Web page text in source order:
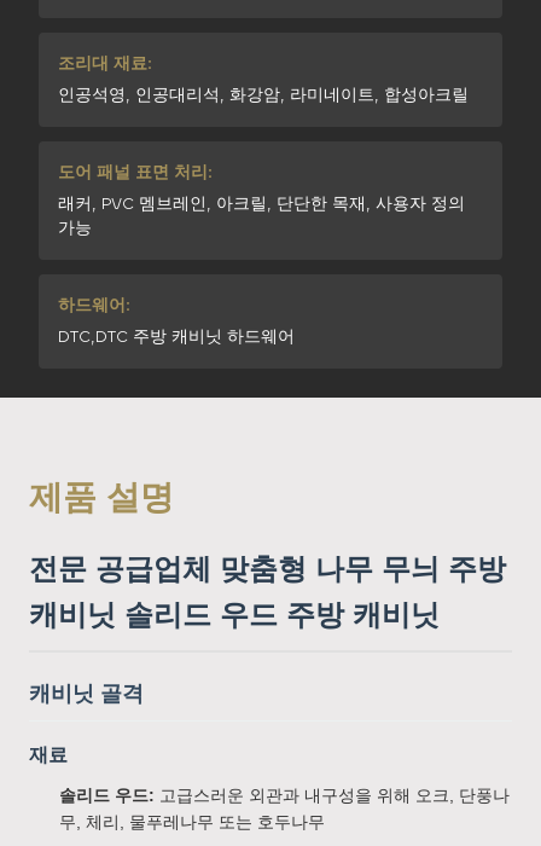
조리대 재료:
인공석영, 인공대리석, 화강암, 라미네이트, 합성아크릴
도어 패널 표면 처리:
래커, PVC 멤브레인, 아크릴, 단단한 목재, 사용자 정의
가능
하드웨어:
DTC,DTC 주방 캐비닛 하드웨어
제품 설명
전문 공급업체 맞춤형 나무 무늬 주방
캐비닛 솔리드 우드 주방 캐비닛
캐비닛 골격
재료
솔리드 우드: 고급스러운 외관과 내구성을 위해 오크, 단풍나
무, 체리, 물푸레나무 또는 호두나무